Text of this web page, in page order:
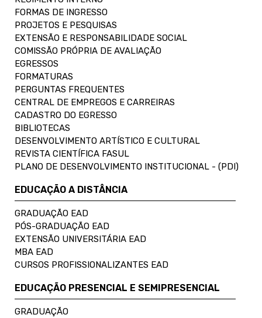
FORMAS DE INGRESSO
PROJETOS E PESQUISAS
EXTENSÃO E RESPONSABILIDADE SOCIAL
COMISSÃO PRÓPRIA DE AVALIAÇÃO
EGRESSOS
FORMATURAS
PERGUNTAS FREQUENTES
CENTRAL DE EMPREGOS E CARREIRAS
CADASTRO DO EGRESSO
BIBLIOTECAS
DESENVOLVIMENTO ARTÍSTICO E CULTURAL
REVISTA CIENTÍFICA FASUL
PLANO DE DESENVOLVIMENTO INSTITUCIONAL - (PDI)
EDUCAÇÃO A DISTÂNCIA
GRADUAÇÃO EAD
PÓS-GRADUAÇÃO EAD
EXTENSÃO UNIVERSITÁRIA EAD
MBA EAD
CURSOS PROFISSIONALIZANTES EAD
EDUCAÇÃO PRESENCIAL E SEMIPRESENCIAL
GRADUAÇÃO